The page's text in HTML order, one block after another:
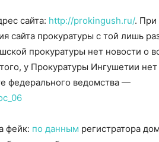
сайта: http://prokingush.ru/. При
сайта прокуратуры с той лишь
прокуратуры нет новости о
у Прокуратуры Ингушетии
федерального ведомства —
фейк: по данным регистратора